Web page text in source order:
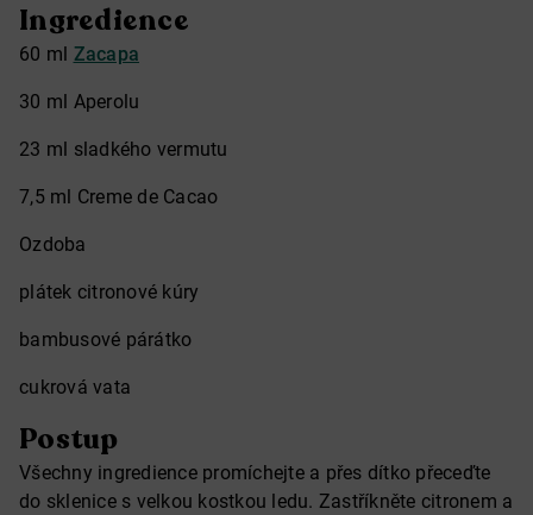
Ingredience
60 ml Zacapa
30 ml Aperolu
23 ml sladkého vermutu
7,5 ml Creme de Cacao
Ozdoba
plátek citronové kúry
bambusové párátko
cukrová vata
Postup
Všechny ingredience promíchejte a přes dítko přeceďte
do sklenice s velkou kostkou ledu. Zastříkněte citronem a